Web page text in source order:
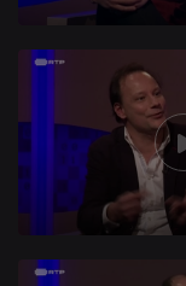
551666